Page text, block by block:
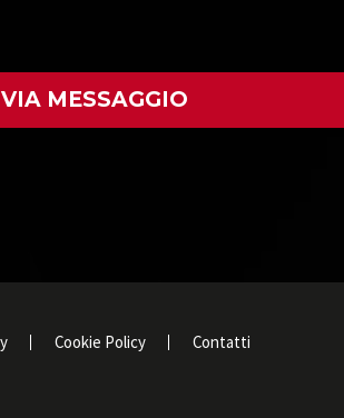
Cookie Policy Contatti